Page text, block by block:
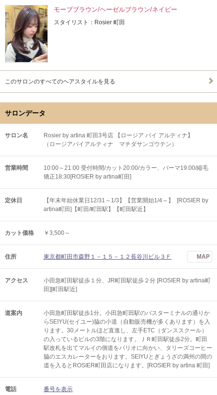
モーブブラウン/ヘーゼルブラウン/ネイビー
スタイリスト：Rosier 町田
このサロンのすべてのヘアスタイルを見る
サロンデータ
サロン名
Rosier by artina 町田3号店 【ロージア バイ アルティナ】
（ロージアバイアルティナ マチダサンゴウテン）
営業時間
10:00～21:00 受付時間/カット20:00/カラー、パーマ19:00/縮毛
矯正18:30[ROSIER by artina町田]
定休日
【年末年始休業日12/31～1/3】【営業開始1/4～】 [ROSIER by
artina町田]【町田/町田駅】【町田駅近】
カット価格 ￥3,500～
住所 東京都町田市森野１－１５－１２長谷川ビル３Ｆ MAP
アクセス
小田急町田駅徒歩１分、JR町田駅徒歩２分 [ROSIER by artina町
田][町田駅近]
道案内
小田急町田駅徒歩1分。小田急町田駅のバスターミナルの通りか
らSEIYU(セイユー)脇の小道（自動販売機が多くあります）を入
ります。30メートルほど直進し、左手ETC（ダンススクール）
の入っているビルの3階になります。ＪＲ町田駅徒歩2分。町田
駅改札を出てマルイの側道をパリオに向かい、タリーズコーヒー
脇のエスカレーターをおります。SEIYUとぎょうざの満州の間の
道を入るとROSIER町田店になります。[ROSIER by artina 町田]
電話 番号を表示